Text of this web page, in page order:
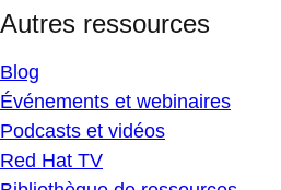
Autres ressources
Blog
Événements et webinaires
Podcasts et vidéos
Red Hat TV